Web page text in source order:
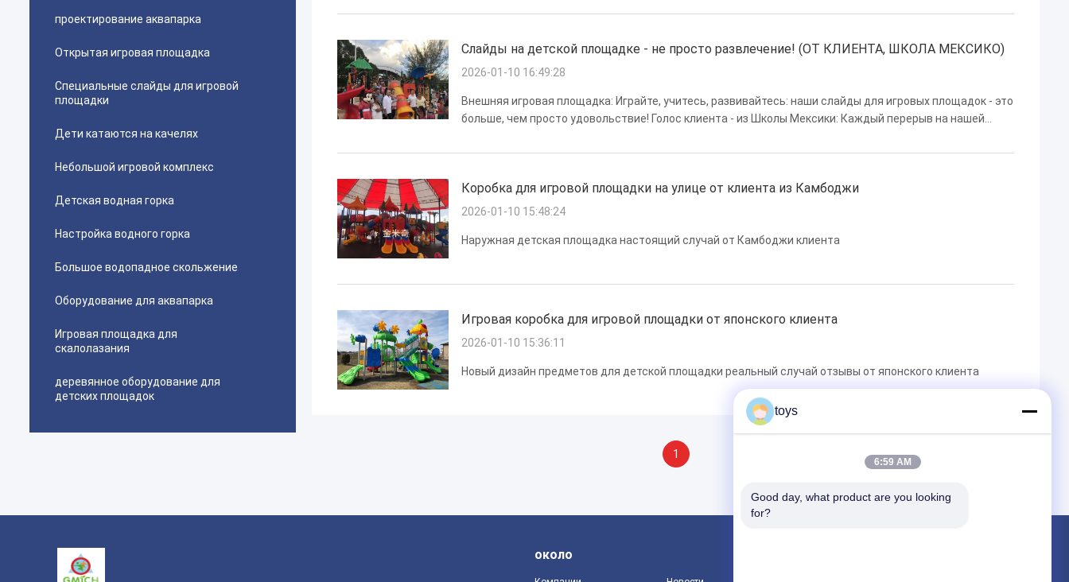
проектирование аквапарка
Открытая игровая площадка
Специальные слайды для игровой
площадки
Дети катаются на качелях
Небольшой игровой комплекс
Детская водная горка
Настройка водного горка
Большое водопадное скольжение
Оборудование для аквапарка
Игровая площадка для
скалолазания
деревянное оборудование для
детских площадок
пляжей и бассейнов для волнДень в аквапа...
Слайды на детской площадке - не просто развлечение! (ОТ КЛИЕНТА, ШКОЛА МЕКСИКО)
2026-01-10 16:49:28
Внешняя игровая площадка: Играйте, учитесь, развивайтесь: наши слайды для игровых площадок - это
больше, чем просто удовольствие! Голос клиента - из Школы Мексики: Каждый перерыв на нашей
покататься и поддержа...
Коробка для игровой площадки на улице от клиента из Камбоджи
2026-01-10 15:48:24
Наружная детская площадка настоящий случай от Камбоджи клиента
Игровая коробка для игровой площадки от японского клиента
2026-01-10 15:36:11
Новый дизайн предметов для детской площадки реальный случай отзывы от японского клиента
1
около
toys
6:59 AM
Good day, what product are you looking
for?